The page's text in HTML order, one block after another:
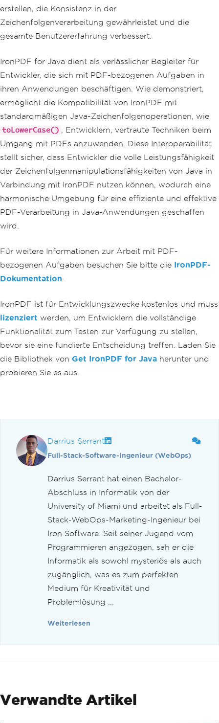
erstellen, die Konsistenz in der
Zeichenfolgenverarbeitung gewährleistet und die
gesamte Benutzererfahrung verbessert.
IronPDF for Java dient als verlässlicher Begleiter für
Entwickler, die sich mit PDF-bezogenen Aufgaben in
ihren Anwendungen beschäftigen. Wie demonstriert,
ermöglicht die Kompatibilität von IronPDF mit
standardmäßigen Java-Zeichenfolgenoperationen, wie
toLowerCase() , Entwicklern, vertraute Techniken beim
Umgang mit PDFs anzuwenden. Diese Interoperabilität
stellt sicher, dass Entwickler die volle Leistungsfähigkeit
der Zeichenfolgenmanipulationsfähigkeiten von Java in
Verbindung mit IronPDF nutzen können, wodurch eine
harmonische Umgebung für eine effiziente und effektive
PDF-Verarbeitung in Java-Anwendungen geschaffen
wird.
Für weitere Informationen zur Arbeit mit PDF-
bezogenen Aufgaben besuchen Sie bitte die IronPDF-
Dokumentation
IronPDF ist für Entwicklungszwecke kostenlos und muss
lizenziert werden, um Entwicklern die vollständige
Funktionalität zum Testen zur Verfügung zu stellen,
bevor sie eine fundierte Entscheidung treffen. Laden Sie
die Bibliothek von Get IronPDF for Java herunter und
probieren Sie es aus.
Darrius Serrant
Full-Stack-Software-Ingenieur (WebOps)
Darrius Serrant hat einen Bachelor-
Abschluss in Informatik von der
University of Miami und arbeitet als Full-
Stack-WebOps-Marketing-Ingenieur bei
Iron Software. Seit seiner Jugend vom
Programmieren angezogen, sah er die
Informatik als sowohl mysteriös als auch
zugänglich, was es zum perfekten
Medium für Kreativität und
Problemlösung ...
Weiterlesen
Verwandte Artikel